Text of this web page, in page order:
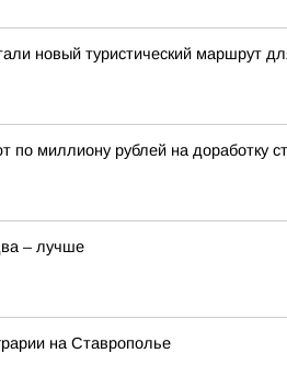
новый туристический маршрут
миллиону рублей на доработку
– лучше
на Ставрополье